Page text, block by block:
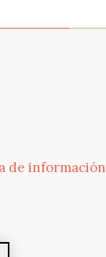
de información